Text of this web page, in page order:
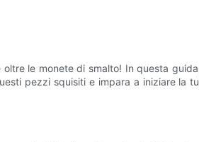
le monete di smalto! In questa
pezzi squisiti e impara a iniziare la